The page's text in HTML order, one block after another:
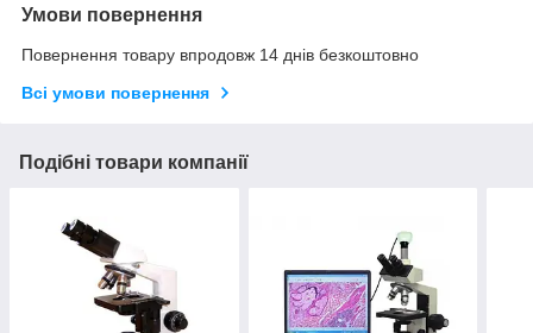
Умови повернення
Повернення товару впродовж 14 днів безкоштовно
Всі умови повернення
Подібні товари компанії